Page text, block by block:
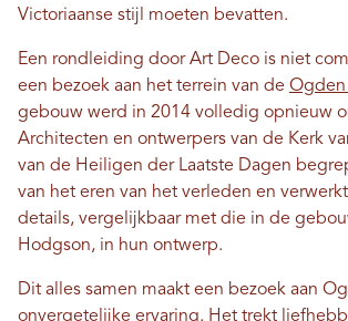
Victoriaanse stijl moeten bevatten.
Een rondleiding door Art Deco is niet
een bezoek aan het terrein van de Ogden
gebouw werd in 2014 volledig opnieuw
Architecten en ontwerpers van de Kerk
van de Heiligen der Laatste Dagen
van het eren van het verleden en
details, vergelijkbaar met die in de
Hodgson, in hun ontwerp.
Dit alles samen maakt een bezoek aan
onvergetelijke ervaring. Het trekt